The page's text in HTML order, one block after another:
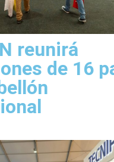
reunirá
de 16